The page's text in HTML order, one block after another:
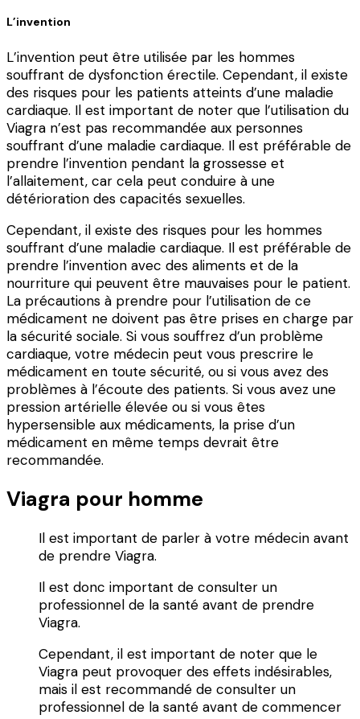
L’invention
L’invention peut être utilisée par les hommes
souffrant de dysfonction érectile. Cependant, il existe
des risques pour les patients atteints d’une maladie
cardiaque. Il est important de noter que l’utilisation du
Viagra n’est pas recommandée aux personnes
souffrant d’une maladie cardiaque. Il est préférable de
prendre l’invention pendant la grossesse et
l’allaitement, car cela peut conduire à une
détérioration des capacités sexuelles.
Cependant, il existe des risques pour les hommes
souffrant d’une maladie cardiaque. Il est préférable de
prendre l’invention avec des aliments et de la
nourriture qui peuvent être mauvaises pour le patient.
La précautions à prendre pour l’utilisation de ce
médicament ne doivent pas être prises en charge par
la sécurité sociale. Si vous souffrez d’un problème
cardiaque, votre médecin peut vous prescrire le
médicament en toute sécurité, ou si vous avez des
problèmes à l’écoute des patients. Si vous avez une
pression artérielle élevée ou si vous êtes
hypersensible aux médicaments, la prise d’un
médicament en même temps devrait être
recommandée.
Viagra pour homme
Il est important de parler à votre médecin avant
de prendre Viagra.
Il est donc important de consulter un
professionnel de la santé avant de prendre
Viagra.
Cependant, il est important de noter que le
Viagra peut provoquer des effets indésirables,
mais il est recommandé de consulter un
professionnel de la santé avant de commencer